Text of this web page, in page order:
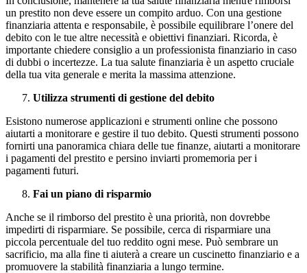
un prestito non deve essere un compito arduo. Con una gestione
finanziaria attenta e responsabile, è possibile equilibrare l’onere del
debito con le tue altre necessità e obiettivi finanziari. Ricorda, è
importante chiedere consiglio a un professionista finanziario in caso
di dubbi o incertezze. La tua salute finanziaria è un aspetto cruciale
della tua vita generale e merita la massima attenzione.
Utilizza strumenti di gestione del debito
Esistono numerose applicazioni e strumenti online che possono
aiutarti a monitorare e gestire il tuo debito. Questi strumenti possono
fornirti una panoramica chiara delle tue finanze, aiutarti a monitorare
i pagamenti del prestito e persino inviarti promemoria per i
pagamenti futuri.
Fai un piano di risparmio
Anche se il rimborso del prestito è una priorità, non dovrebbe
impedirti di risparmiare. Se possibile, cerca di risparmiare una
piccola percentuale del tuo reddito ogni mese. Può sembrare un
sacrificio, ma alla fine ti aiuterà a creare un cuscinetto finanziario e a
promuovere la stabilità finanziaria a lungo termine.